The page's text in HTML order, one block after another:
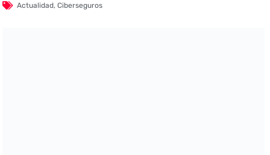
Actualidad,Ciberseguros